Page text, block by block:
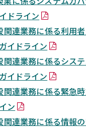
ドライン
関連業務に係る利用
イドライン
関連業務に係るシス
イドライン
関連業務に係る緊急
ン
関連業務に係る情報